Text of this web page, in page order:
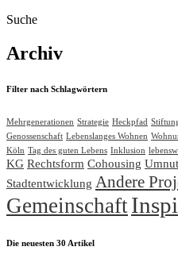
Suche
Archiv
Filter nach Schlagwörtern
Mehrgenerationen Strategie Heckpfad
Genossenschaft Lebenslanges Wohnen
Köln Tag des guten Lebens Inklusion
KG Rechtsform Cohousing
Stadtentwicklung Andere
Gemeinschaft
Die neuesten 30 Artikel